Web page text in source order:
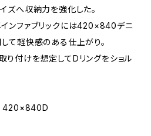
ズへ収納力を強化した。
インファブリックには420×840デニ
て軽快感のある仕上がり。
付けを想定してDリングをショル
420×840D